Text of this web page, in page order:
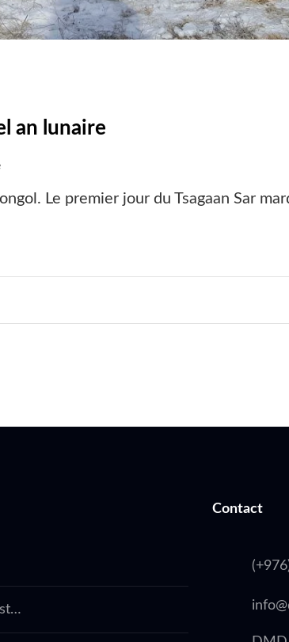
an lunaire
on
Tsagaan
Le premier jour du Tsagaan Sar
Contact